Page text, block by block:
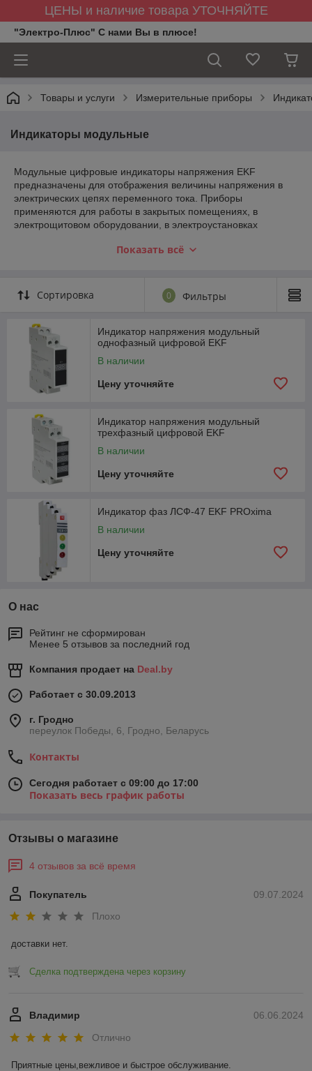
ЦЕНЫ и наличие товара УТОЧНЯЙТЕ
"Электро-Плюс" С нами Вы в плюсе!
Товары и услуги Измерительные приборы
Индикаторы модульные
Модульные цифровые индикаторы напряжения EKF
предназначены для отображения величины напряжения в
электрических цепях переменного тока. Приборы
применяются для работы в закрытых помещениях, в
электрощитовом оборудовании, в электроустановках
и сооружений. Приборы соответствуют требованиям ГОСТ
Показать всё
Сортировка 0 Фильтры
Индикатор напряжения модульный
однофазный цифровой EKF
В наличии
Цену уточняйте
Индикатор напряжения модульный
трехфазный цифровой EKF
В наличии
Цену уточняйте
Индикатор фаз ЛСФ-47 EKF PROxima
В наличии
Цену уточняйте
О нас
Рейтинг не сформирован
Менее 5 отзывов за последний год
Компания продает на Deal.by
Работает с 30.09.2013
г. Гродно
переулок Победы, 6, Гродно, Беларусь
Контакты
Сегодня работает с 09:00 до 17:00
Показать весь график работы
Отзывы о магазине
4 отзывов за всё время
09.07.2024
Покупатель
Плохо
доставки нет.
Сделка подтверждена через корзину
06.06.2024
Владимир
Отлично
Приятные цены,вежливое и быстрое обслуживание.